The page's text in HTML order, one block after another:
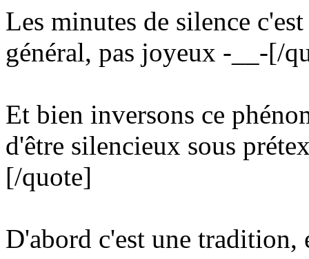
Les minutes de silence
général, pas joyeux -__-[/
Et bien inversons ce
d'être silencieux sous
[/quote]
D'abord c'est une tradition,